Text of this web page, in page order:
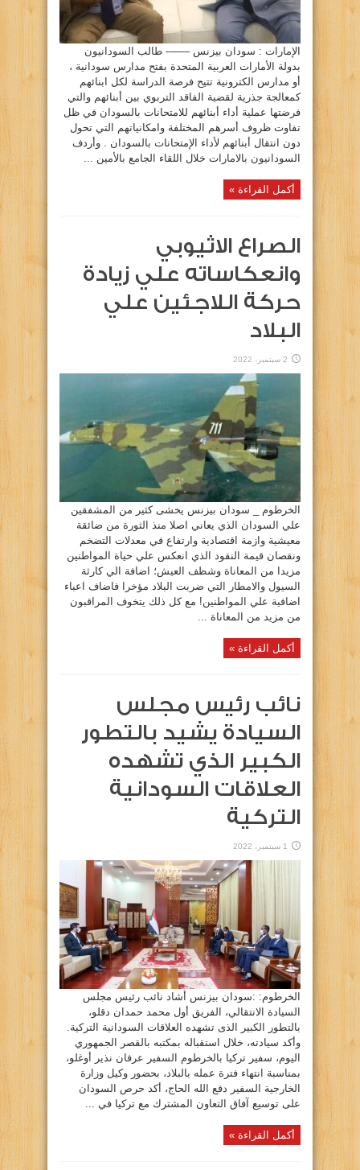
الإمارات : سودان بيزنس ——- طالب السودانيون
بدولة الأمارات العربية المتحدة بفتح مدارس سودانية ،
أو مدارس الكترونية تتيح فرصة الدراسة لكل ابنائهم
كمعالجة جذرية لقضية الفاقد التربوي بين أبنائهم والتي
فرضتها عملية أداء أبنائهم للامتحانات بالسودان في ظل
تفاوت ظروف أسرهم المختلفة وامكانياتهم التي تحول
دون انتقال أبنائهم لأداء الإمتحانات بالسودان . وأردف
السودانيون بالامارات خلال اللقاء الجامع بالأمين ...
أكمل القراءة »
الصراع الاثيوبي
وانعكاساته علي زيادة
حركة اللاجئين علي
البلاد
2 سبتمبر، 2022
الخرطوم _ سودان بيزنس يخشى كثير من المشفقين
علي السودان الذي يعاني اصلا منذ الثورة من ضائقة
معيشية وازمة اقتصادية وارتفاع في معدلات التضخم
ونقصان قيمة النقود الذي انعكس علي حياة المواطنين
مزيدا من المعاناة وشظف العيش؛ اضافة الي كارثة
السيول والامطار التي ضربت البلاد مؤخرا فاضاف اعباء
اضافية علي المواطنين! مع كل ذلك يتخوف المراقبون
من مزيد من المعاناة ...
أكمل القراءة »
نائب رئيس مجلس
السيادة يشيد بالتطور
الكبير الذي تشهده
العلاقات السودانية
التركية
1 سبتمبر، 2022
الخرطوم: :سودان بيزنس أشاد نائب رئيس مجلس
السيادة الانتقالي، الفريق أول محمد حمدان دقلو،
بالتطور الكبير الذى تشهده العلاقات السودانية التركية.
وأكد سيادته، خلال استقباله بمكتبه بالقصر الجمهوري
اليوم، سفير تركيا بالخرطوم السفير عرفان نذير أوغلو،
بمناسبة انتهاء فترة عمله بالبلاد، بحضور وكيل وزارة
الخارجية السفير دفع الله الحاج، أكد حرص السودان
على توسيع آفاق التعاون المشترك مع تركيا في ...
أكمل القراءة »